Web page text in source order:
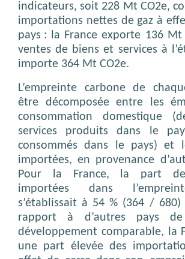
indicateurs, soit 228 Mt CO2e,
importations nettes de gaz à
pays : la France exporte 136 Mt
ventes de biens et services à
importe 364 Mt CO2e.
L’empreinte carbone de
être décomposée entre les
consommation domestique
services produits dans le
consommés dans le pays) et
importées, en provenance
Pour la France, la part
importées dans
s’établissait à 54 % (364 / 680)
rapport à d’autres pays
développement comparable, la
une part élevée des